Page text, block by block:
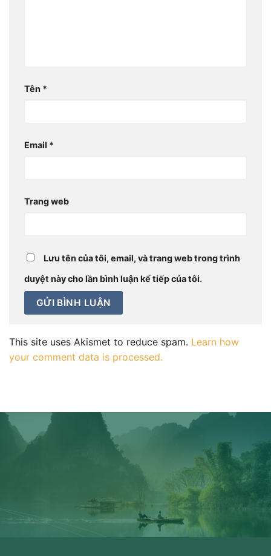
Tên *
Email *
Trang web
Lưu tên của tôi, email, và trang web trong trình
duyệt này cho lần bình luận kế tiếp của tôi.
This site uses Akismet to reduce spam. Learn how
your comment data is processed.